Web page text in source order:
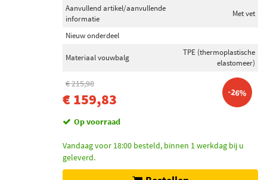
Aanvullend artikel/aanvullende
informatie
Met vet
Nieuw onderdeel
Materiaal vouwbalg
TPE (thermoplastische
elastomeer)
€ 215,98
€ 159,83 -26%
Op voorraad
Vandaag voor 18:00 besteld, binnen 1 werkdag bij u
geleverd.